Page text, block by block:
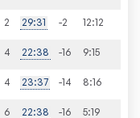
2 29:31 -2 12:12
4 22:38 -16 9:15
4 23:37 -14 8:16
6 22:38 -16 5:19